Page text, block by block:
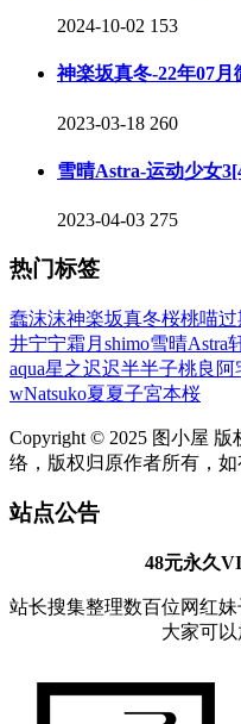
2024-10-02 153
神楽坂真冬-22年07
2023-03-18 260
雪晴Astra-运动少女
2023-04-03 275
热门标签
蠢沫沫神楽坂真冬桜桃喵过
井宁宁霜月shimo雪晴Astra
aqua星之迟迟半半子桃良阿
wNatsuko夏夏子宮本桜
Copyright © 2025 图小屋
络，版权归原作者所有，如
站点公告
48元永久
站长搜集整理数百位网红
大家可